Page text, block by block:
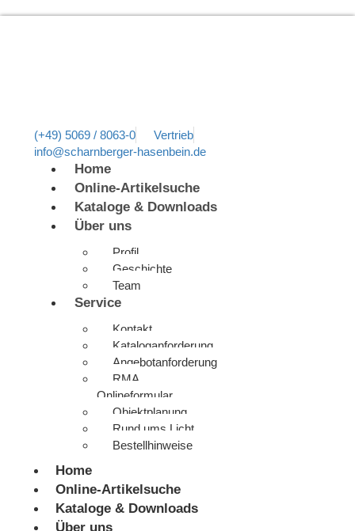
(+49) 5069 / 8063-0
Vertrieb
info@scharnberger-hasenbein.de
Home
Online-Artikelsuche
Kataloge & Downloads
Über uns
Profil
Geschichte
Team
Service
Kontakt
Kataloganforderung
Angebotanforderung
RMA
Onlineformular
Objektplanung
Rund ums Licht
Bestellhinweise
Home
Online-Artikelsuche
Kataloge & Downloads
Über uns